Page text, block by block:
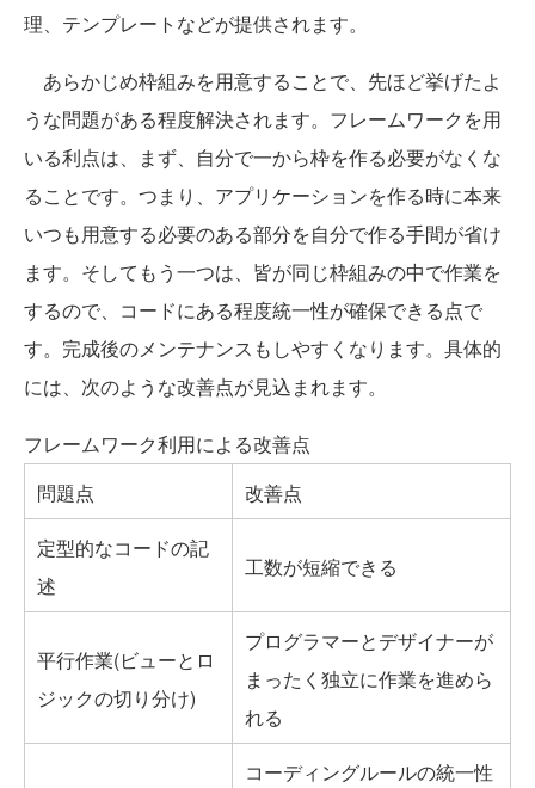
理、テンプレートなどが提供されます。
あらかじめ枠組みを用意することで、先ほど挙げたよ
うな問題がある程度解決されます。フレームワークを用
いる利点は、まず、自分で一から枠を作る必要がなくな
ることです。つまり、アプリケーションを作る時に本来
いつも用意する必要のある部分を自分で作る手間が省け
ます。そしてもう一つは、皆が同じ枠組みの中で作業を
するので、コードにある程度統一性が確保できる点で
す。完成後のメンテナンスもしやすくなります。具体的
には、次のような改善点が見込まれます。
フレームワーク利用による改善点
問題点
改善点
定型的なコードの記
述
工数が短縮できる
平行作業(ビューとロ
ジックの切り分け)
プログラマーとデザイナーが
まったく独立に作業を進めら
れる
コーディングルールの統一性